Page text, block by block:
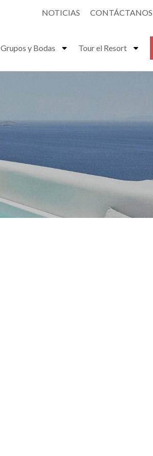
NOTICIAS CONTÁCTANOS
Grupos y Bodas Tour el Resort